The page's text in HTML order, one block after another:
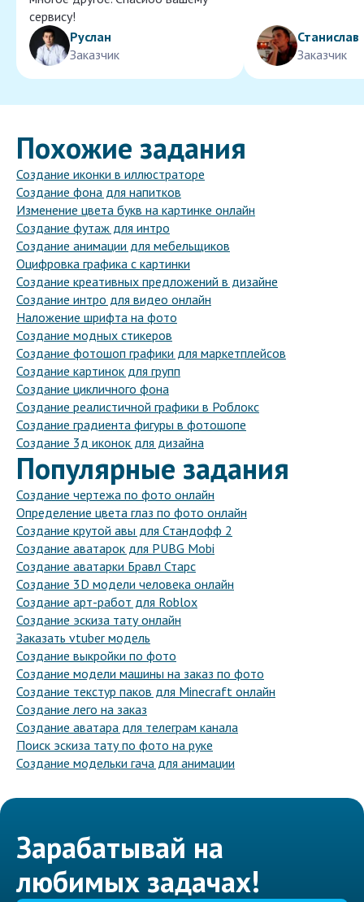
сервису!
Руслан
Заказчик
Станислав
Заказчик
Похожие задания
Создание иконки в иллюстраторе
Создание фона для напитков
Изменение цвета букв на картинке онлайн
Создание футаж для интро
Создание анимации для мебельщиков
Оцифровка графика с картинки
Создание креативных предложений в дизайне
Создание интро для видео онлайн
Наложение шрифта на фото
Создание модных стикеров
Создание фотошоп графики для маркетплейсов
Создание картинок для групп
Создание цикличного фона
Создание реалистичной графики в Роблокс
Создание градиента фигуры в фотошопе
Создание 3д иконок для дизайна
Популярные задания
Создание чертежа по фото онлайн
Определение цвета глаз по фото онлайн
Создание крутой авы для Стандофф 2
Создание аватарок для PUBG Mobi
Создание аватарки Бравл Старс
Создание 3D модели человека онлайн
Создание арт-работ для Roblox
Создание эскиза тату онлайн
Заказать vtuber модель
Создание выкройки по фото
Создание модели машины на заказ по фото
Создание текстур паков для Minecraft онлайн
Создание лего на заказ
Создание аватара для телеграм канала
Поиск эскиза тату по фото на руке
Создание модельки гача для анимации
Зарабатывай на
любимых задачах!